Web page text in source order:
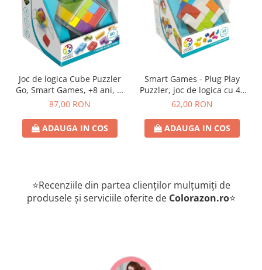
Joc de logica Cube Puzzler
Go, Smart Games, +8 ani, lb
romana
87,00 RON
ADAUGA IN COS
Smart Games - Plug Play
Puzzler, joc de logica cu 48
de provocari, 6+ ani, lb
62,00 RON
ADAUGA IN COS
⭐Recenziile din partea clienților mulțumiți de
produsele și serviciile oferite de Colorazon.ro⭐